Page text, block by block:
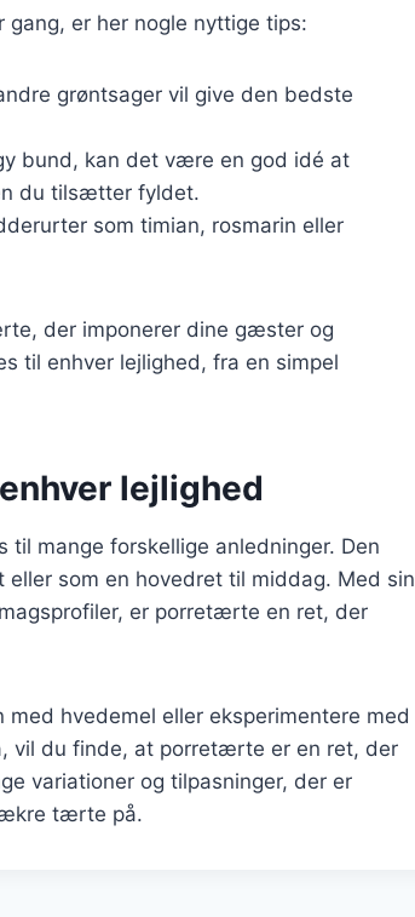
er her nogle nyttige tips:
grøntsager vil give den bedste
bund, kan det være en god idé at
du tilsætter fyldet.
som timian, rosmarin eller
der imponerer dine gæster og
til enhver lejlighed, fra en simpel
lejlighed
mange forskellige anledninger. Den
som en hovedret til middag. Med sin
er porretærte en ret, der
hvedemel eller eksperimentere med
vil du finde, at porretærte er en ret, der
variationer og tilpasninger, der er
tærte på.